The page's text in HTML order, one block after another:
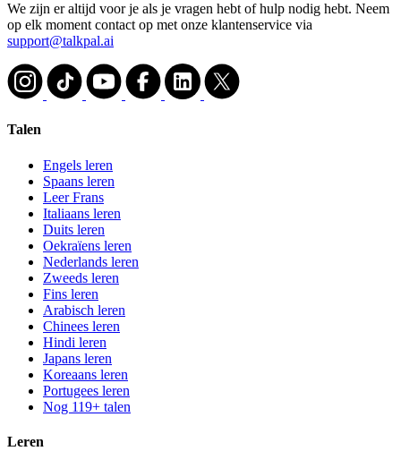
We zijn er altijd voor je als je vragen hebt of hulp nodig hebt. Neem
op elk moment contact op met onze klantenservice via
support@talkpal.ai
Talen
Engels leren
Spaans leren
Leer Frans
Italiaans leren
Duits leren
Oekraïens leren
Nederlands leren
Zweeds leren
Fins leren
Arabisch leren
Chinees leren
Hindi leren
Japans leren
Koreaans leren
Portugees leren
Nog 119+ talen
Leren